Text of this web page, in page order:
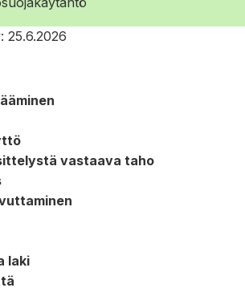
25.6.2026
vastaava taho
laki